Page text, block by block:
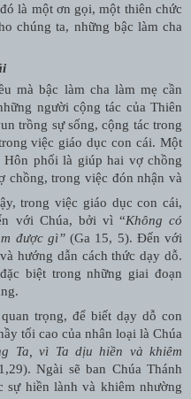
là một ơn gọi, một thiên chức
chúng ta, những bậc làm cha
mà bậc làm cha làm mẹ cần
người cộng tác của Thiên
trồng sự sống, cộng tác trong
việc giáo dục con cái. Một
phối là giúp hai vợ chồng
chồng, trong việc đón nhận và
trong việc giáo dục con cái,
với Chúa, bởi vì “Không có
được gì”(Ga 15, 5). Đến với
hướng dẫn cách thức dạy dỗ.
biệt trong những giai đoạn
trọng, để biết dạy dỗ con
tối cao của nhân loại là Chúa
Ta, vì Ta dịu hiền và khiêm
Ngài sẽ ban Chúa Thánh
sự hiền lành và khiêm nhường